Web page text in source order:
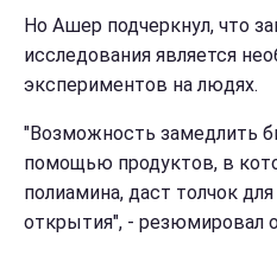
Но Ашер подчеркнул, что
исследования является
экспериментов на людях.
"Возможность замедлить
помощью продуктов, в
полиамина, даст толчок
открытия", - резюмировал